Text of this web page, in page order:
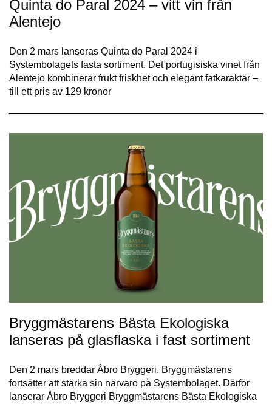
Quinta do Paral 2024 – vitt vin från
Alentejo
Den 2 mars lanseras Quinta do Paral 2024 i
Systembolagets fasta sortiment. Det portugisiska vinet från
Alentejo kombinerar frukt friskhet och elegant fatkaraktär –
till ett pris av 129 kronor
Bryggmästarens Bästa Ekologiska
lanseras på glasflaska i fast sortiment
Den 2 mars breddar Åbro Bryggeri. Bryggmästarens
fortsätter att stärka sin närvaro på Systembolaget. Därför
lanserar Åbro Bryggeri Bryggmästarens Bästa Ekologiska